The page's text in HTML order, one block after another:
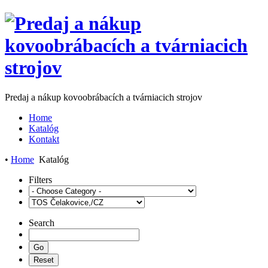
Predaj a nákup kovoobrábacích a tvárniacich strojov
Home
Katalóg
Kontakt
• Home Katalóg
Filters
Search